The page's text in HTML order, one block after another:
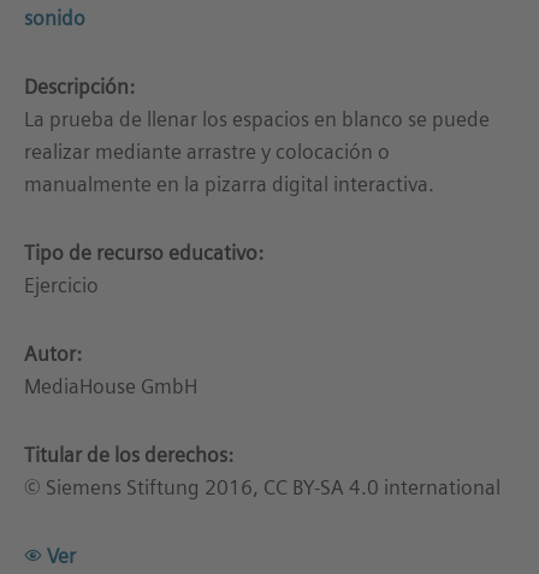
sonido
Descripción:
La prueba de llenar los espacios en blanco se puede
realizar mediante arrastre y colocación o
manualmente en la pizarra digital interactiva.
Tipo de recurso educativo:
Ejercicio
Autor:
MediaHouse GmbH
Titular de los derechos:
© Siemens Stiftung 2016, CC BY-SA 4.0 international
Ver